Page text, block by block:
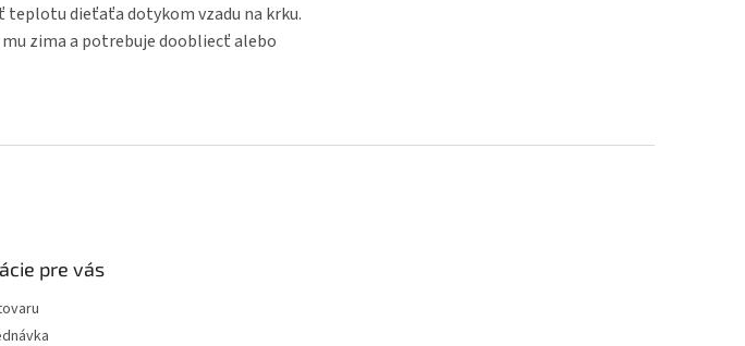
dieťaťa dotykom vzadu na krku.
zima a potrebuje doobliecť alebo
pre vás